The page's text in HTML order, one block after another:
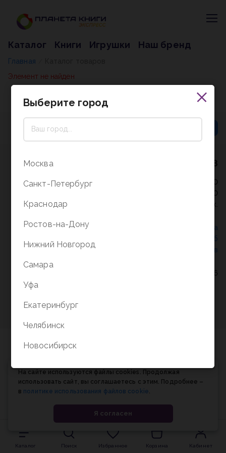
Каталог Книги Игрушки Наш бренд
Главная
Элемент не найден
8 (800) 5000-338
Режим работы - 9:30-20:00
в выходные и праздники - 10:00-19:00
без перерыва и выходных.
Политика конфиденциальности
СОГЛАСИЕ на
Соглашение об
использовании cookie-файлов
© Планета книги, 1998-2026
Каталог Поиск Избранное Корзина Кабинет
На сайте используются файлы cookies. Продолжая
использовать сайт, вы соглашаетесь с этим. Подробнее –
в политике использования файлов cookie.
Я согласен
Выберите город
Москва
Санкт-Петербург
Краснодар
Ростов-на-Дону
Нижний Новгород
Самара
Уфа
Екатеринбург
Челябинск
Новосибирск